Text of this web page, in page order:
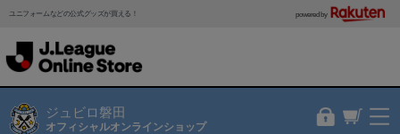
ユニフォームなどの公式グッズが買える！ powered by
ジュビロ磐田
オフィシャルオンラインショップ